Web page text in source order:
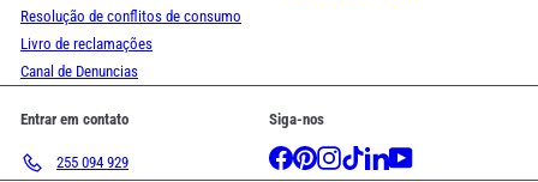
Resolução de conflitos de consumo
Livro de reclamações
Canal de Denuncias
Entrar em contato
255 094 929
Siga-nos
Facebook
Pinterest
Instagram
TikTokLinkedInYouTube